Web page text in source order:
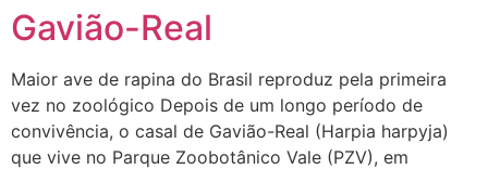
Gavião-Real
Maior ave de rapina do Brasil reproduz pela primeira
vez no zoológico Depois de um longo período de
convivência, o casal de Gavião-Real (Harpia harpyja)
que vive no Parque Zoobotânico Vale (PZV), em